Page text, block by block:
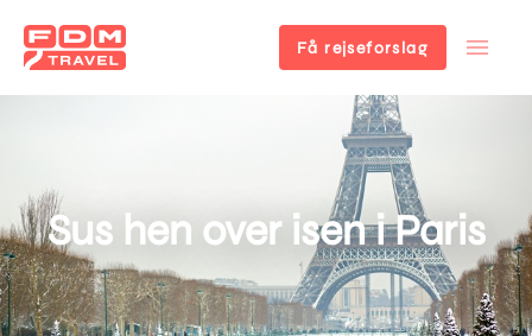
Få rejseforslag
Sus hen over isen i Paris